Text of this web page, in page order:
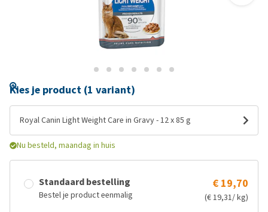
Kies je product (1 variant)
Royal Canin Light Weight Care in Gravy - 12 x 85 g
Nu besteld, maandag in huis
Standaard bestelling
Bestel je product eenmalig
€ 19,70
(€ 19,31/ kg)